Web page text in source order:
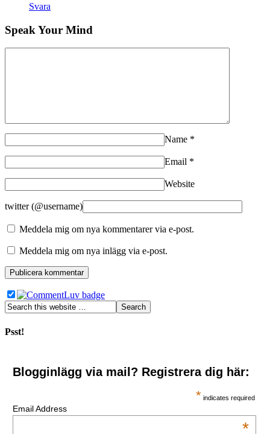
Svara
Speak Your Mind
Name *
Email *
Website
twitter (@username)
Meddela mig om nya kommentarer via e-post.
Meddela mig om nya inlägg via e-post.
Psst!
Blogginlägg via mail? Registrera dig här:
* indicates required
Email Address
*